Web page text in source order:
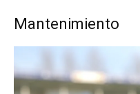
Mantenimiento